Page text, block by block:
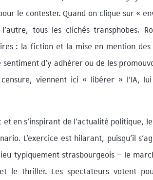
le contester. Quand on clique sur «
tous les clichés transphobes.
: la fiction et la mise en mention des
sentiment d’y adhérer ou de les
viennent ici « libérer » l’IA,
et en s’inspirant de l’actualité politique,
L’exercice est hilarant, puisqu’il
typiquement strasbourgeois – le
le thriller. Les spectateurs votent